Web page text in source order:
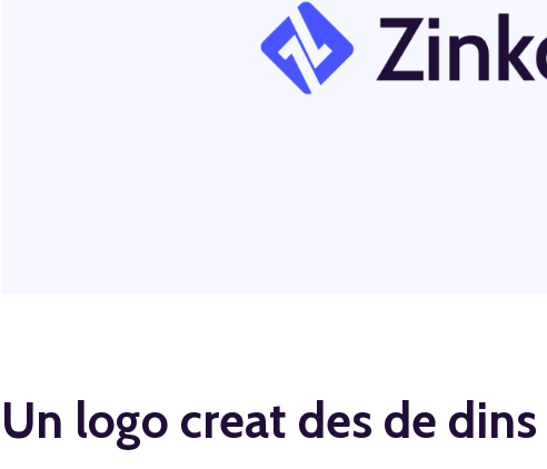
Un logo creat des de dins